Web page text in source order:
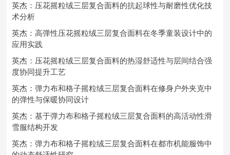
英杰：压花摇粒绒三层复合面料的抗起球性与耐磨性优化技
术分析
英杰：高弹性压花摇粒绒三层复合面料在冬季童装设计中的
应用实践
英杰：压花摇粒绒三层复合面料的热湿舒适性与层间结合强
度协同提升工艺
英杰：弹力布和格子摇粒绒三层复合面料在修身户外夹克中
的弹性与保暖协同设计
英杰：基于弹力布和格子摇粒绒三层复合面料的高活动性滑
雪服结构开发
英杰：弹力布和格子摇粒绒三层复合面料在都市机能服饰中